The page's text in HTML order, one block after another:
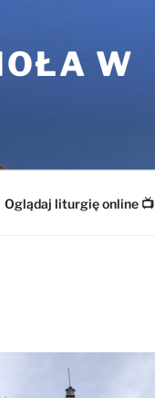
W
Oglądaj liturgię online 📺